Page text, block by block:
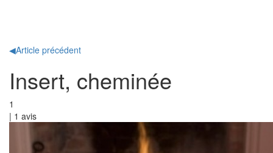
◀Article précédent
Insert, cheminée
1
| 1 avis